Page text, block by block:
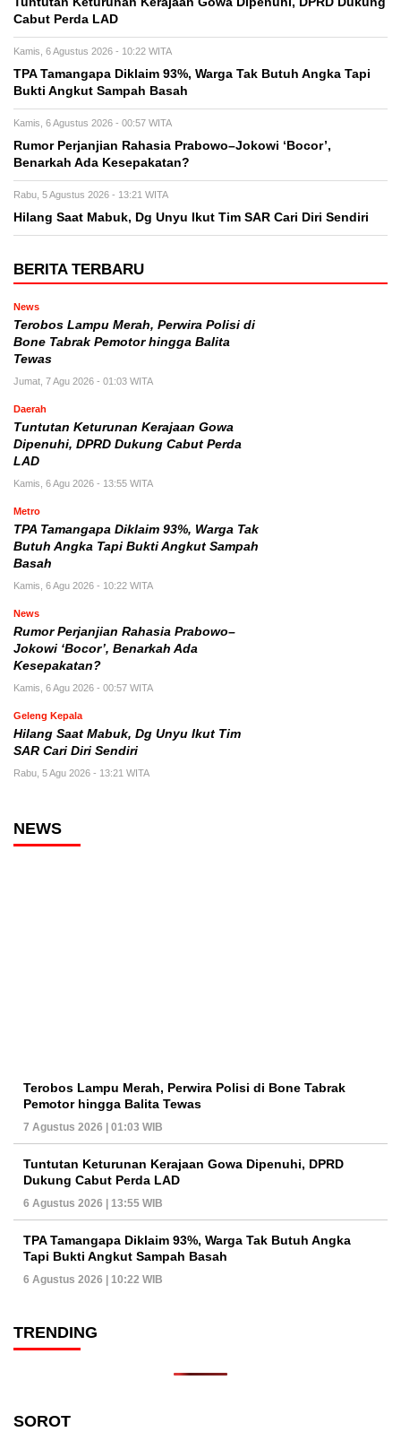
Cabut Perda LAD
Kamis, 6 Agustus 2026 - 10:22 WITA
TPA Tamangapa Diklaim 93%, Warga Tak Butuh Angka Tapi
Bukti Angkut Sampah Basah
Kamis, 6 Agustus 2026 - 00:57 WITA
Rumor Perjanjian Rahasia Prabowo–Jokowi ‘Bocor’,
Benarkah Ada Kesepakatan?
Rabu, 5 Agustus 2026 - 13:21 WITA
Hilang Saat Mabuk, Dg Unyu Ikut Tim SAR Cari Diri Sendiri
BERITA TERBARU
News
Terobos Lampu Merah, Perwira Polisi di
Bone Tabrak Pemotor hingga Balita
Tewas
Jumat, 7 Agu 2026 - 01:03 WITA
Daerah
Tuntutan Keturunan Kerajaan Gowa
Dipenuhi, DPRD Dukung Cabut Perda
LAD
Kamis, 6 Agu 2026 - 13:55 WITA
Metro
TPA Tamangapa Diklaim 93%, Warga Tak
Butuh Angka Tapi Bukti Angkut Sampah
Basah
Kamis, 6 Agu 2026 - 10:22 WITA
News
Rumor Perjanjian Rahasia Prabowo–
Jokowi ‘Bocor’, Benarkah Ada
Kesepakatan?
Kamis, 6 Agu 2026 - 00:57 WITA
Geleng Kepala
Hilang Saat Mabuk, Dg Unyu Ikut Tim
SAR Cari Diri Sendiri
Rabu, 5 Agu 2026 - 13:21 WITA
NEWS
Terobos Lampu Merah, Perwira Polisi di Bone Tabrak
Pemotor hingga Balita Tewas
7 Agustus 2026 | 01:03 WIB
Tuntutan Keturunan Kerajaan Gowa Dipenuhi, DPRD
Dukung Cabut Perda LAD
6 Agustus 2026 | 13:55 WIB
TPA Tamangapa Diklaim 93%, Warga Tak Butuh Angka
Tapi Bukti Angkut Sampah Basah
6 Agustus 2026 | 10:22 WIB
TRENDING
SOROT